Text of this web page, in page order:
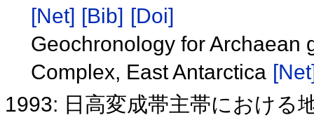
[Net] [Bib] [Doi]
Geochronology for Archaean
Complex, East Antarctica
1993: 日高変成帯主帯における